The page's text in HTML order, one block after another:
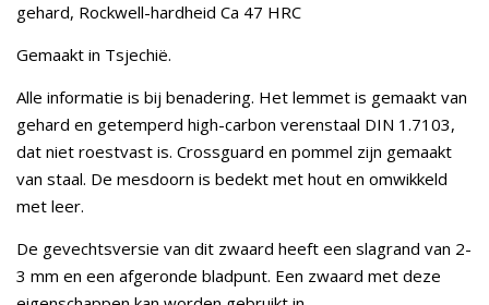
gehard, Rockwell-hardheid Ca 47 HRC
Gemaakt in Tsjechië.
Alle informatie is bij benadering. Het lemmet is gemaakt van
gehard en getemperd high-carbon verenstaal DIN 1.7103,
dat niet roestvast is. Crossguard en pommel zijn gemaakt
van staal. De mesdoorn is bedekt met hout en omwikkeld
met leer.
De gevechtsversie van dit zwaard heeft een slagrand van 2-
3 mm en een afgeronde bladpunt. Een zwaard met deze